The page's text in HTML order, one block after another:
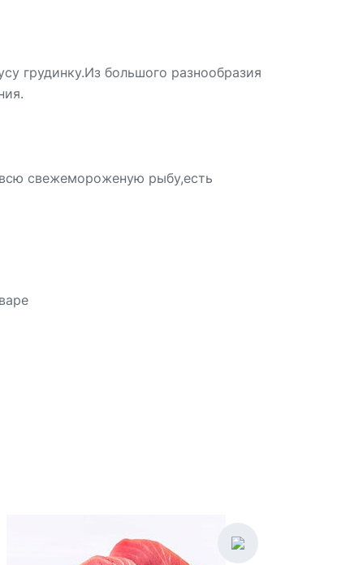
грудинку.Из большого разнообразия
свежемороженую рыбу,есть